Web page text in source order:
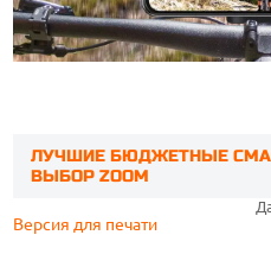
ЛУЧШИЕ БЮДЖЕТНЫЕ
ВЫБОР ZOOM
Версия для печати